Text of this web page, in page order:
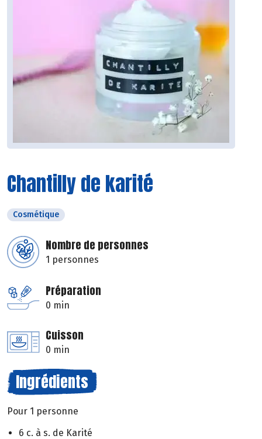
Chantilly de karité
Cosmétique
Nombre de personnes
1 personnes
Préparation
0 min
Cuisson
0 min
Ingrédients
Pour 1 personne
6 c. à s. de Karité